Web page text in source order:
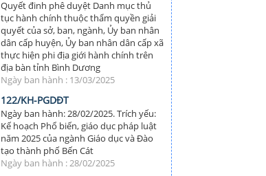
Quyết đinh phê duyệt Danh mục thủ
tục hành chính thuộc thẩm quyền giải
quyết của sở, ban, ngành, Ủy ban nhân
dân cấp huyện, Ủy ban nhân dân cấp xã
thực hiện phi địa giới hành chính trên
địa bàn tỉnh Bình Dương
Ngày ban hành : 13/03/2025
122/KH-PGDĐT
Ngày ban hành: 28/02/2025. Trích yếu:
Kế hoạch Phổ biến, giáo dục pháp luật
năm 2025 của ngành Giáo dục và Đào
tạo thành phố Bến Cát
Ngày ban hành : 28/02/2025